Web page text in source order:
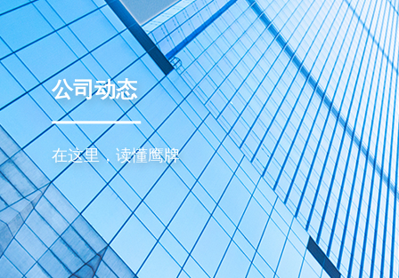
公司动态
在这里，读懂鹰牌